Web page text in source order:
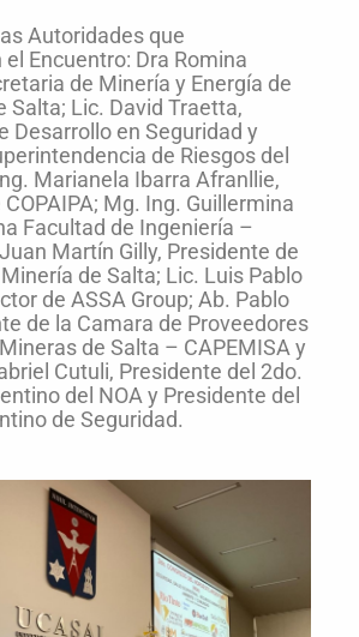
Autoridades que
Encuentro: Dra Romina
de Minería y Energía de
Salta; Lic. David Traetta,
Desarrollo en Seguridad y
de Riesgos del
Marianela Ibarra Afranllie,
Mg. Ing. Guillermina
Facultad de Ingeniería –
Martín Gilly, Presidente de
de Salta; Lic. Luis Pablo
de ASSA Group; Ab. Pablo
de la Camara de Proveedores
de Salta – CAPEMISA y
Cutuli, Presidente del 2do.
del NOA y Presidente del
de Seguridad.